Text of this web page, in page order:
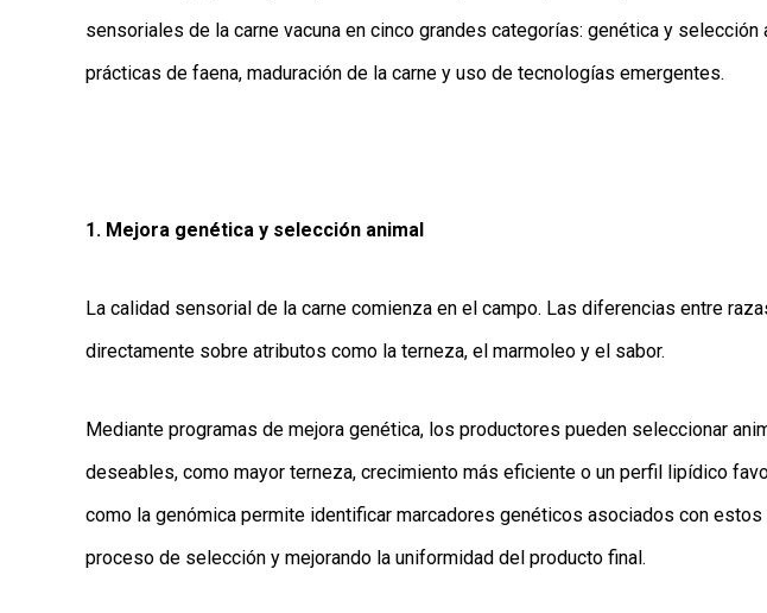
sensoriales de la carne vacuna en cinco grandes categorías: genética y selección
prácticas de faena, maduración de la carne y uso de tecnologías emergentes.
1. Mejora genética y selección animal
La calidad sensorial de la carne comienza en el campo. Las diferencias entre
directamente sobre atributos como la terneza, el marmoleo y el sabor.
Mediante programas de mejora genética, los productores pueden seleccionar
deseables, como mayor terneza, crecimiento más eficiente o un perfil lipídico
como la genómica permite identificar marcadores genéticos asociados con
proceso de selección y mejorando la uniformidad del producto final.